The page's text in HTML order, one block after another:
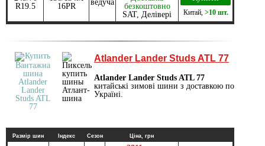
R19.5
16PR
ведуча
безкоштовно
SAT, Делівері
Китай, >10 шт.
Atlander Lander Studs ATL 77
Atlander Lander Studs ATL 77
китайські зимові шини з доставкою по
Україні.
Размір шин Індекс Сезон Ціна, грн